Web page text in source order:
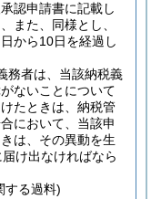
認申請書に記載し
また、同様とし、
から10日を経過し
務者は、当該納税義
ないことについて
たときは、納税管
において、当該申
は、その異動を生
け出なければなら
する過料)